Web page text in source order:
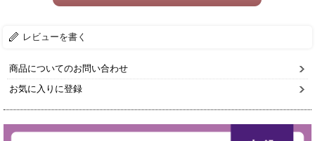
レビューを書く
商品についてのお問い合わせ
お気に入りに登録